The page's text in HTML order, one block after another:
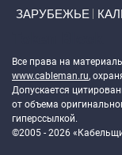
ЗАРУБЕЖЬЕ
Все права на
www.cableman.ru,
Допускается
от объема
гиперссылкой.
©2005 - 2026